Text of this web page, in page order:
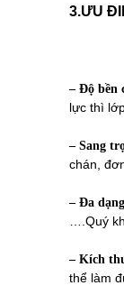
3.ƯU
– Độ bền
lực thì
– Sang
chán,
– Đa
….Quý
– Kích
thể làm